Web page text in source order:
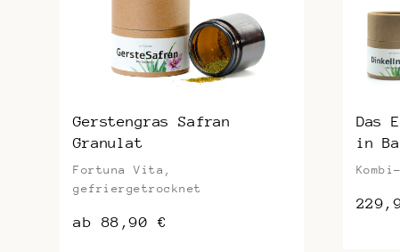
Gerstengras Safran
Granulat
Fortuna Vita,
gefriergetrocknet
ab 88,90 €
Das
in